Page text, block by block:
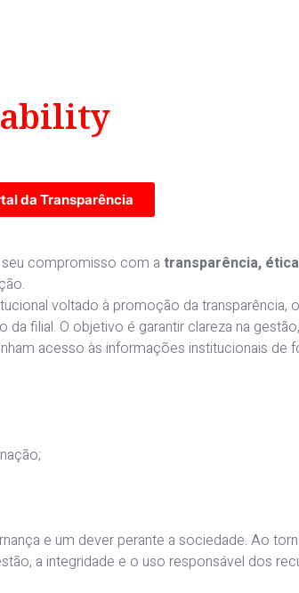
da Transparência
seu compromisso com a transparência,
voltado à promoção da transparência,
filial. O objetivo é garantir clareza na
acesso às informações institucionais de
e um dever perante a sociedade. Ao
a integridade e o uso responsável dos